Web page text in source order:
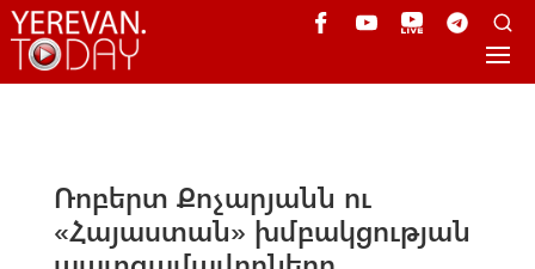
Ռոբերտ Քոչարյանն ու
«Հայաստան» խմբակցության